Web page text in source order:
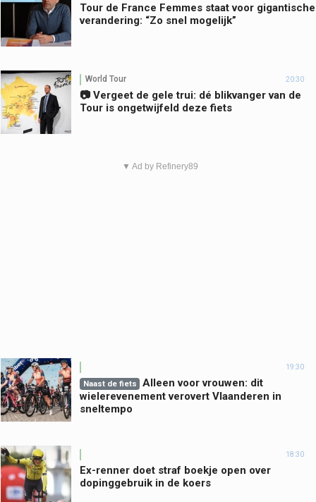
Tour de France Femmes staat voor gigantische
verandering: “Zo snel mogelijk”
World Tour 20:30
📷 Vergeet de gele trui: dé blikvanger van de
Tour is ongetwijfeld deze fiets
▼ Ad by Refinery89
19:30
Naast de fiets
Alleen voor vrouwen: dit
wielerevenement verovert Vlaanderen in
sneltempo
18:30
Ex-renner doet straf boekje open over
dopinggebruik in de koers